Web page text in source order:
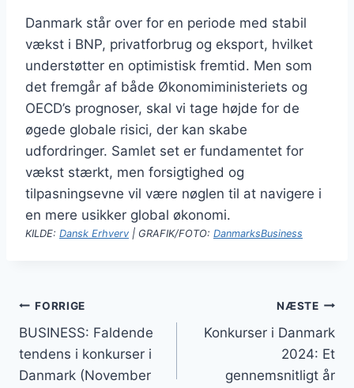
Danmark står over for en periode med stabil
vækst i BNP, privatforbrug og eksport, hvilket
understøtter en optimistisk fremtid. Men som
det fremgår af både Økonomiministeriets og
OECD’s prognoser, skal vi tage højde for de
øgede globale risici, der kan skabe
udfordringer. Samlet set er fundamentet for
vækst stærkt, men forsigtighed og
tilpasningsevne vil være nøglen til at navigere i
en mere usikker global økonomi.
KILDE: Dansk Erhverv | GRAFIK/FOTO: DanmarksBusiness
Indlægsnavigation
FORRIGE
BUSINESS: Faldende
tendens i konkurser i
Danmark (November
NÆSTE
Konkurser i Danmark
2024: Et
gennemsnitligt år